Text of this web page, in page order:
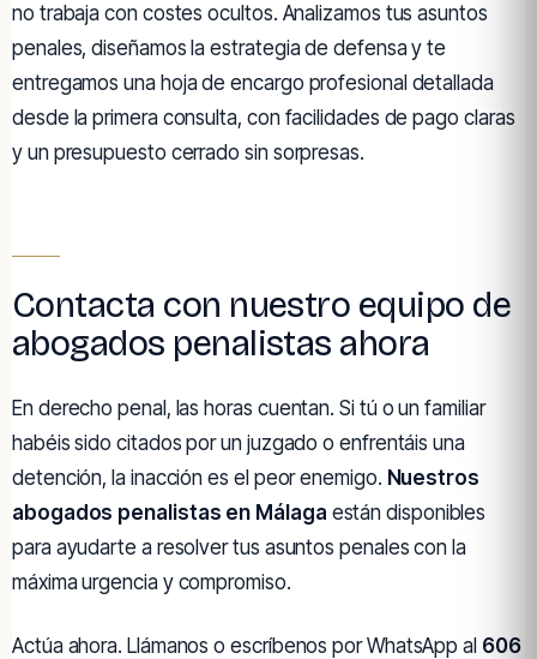
no trabaja con costes ocultos. Analizamos tus asuntos
penales, diseñamos la estrategia de defensa y te
entregamos una hoja de encargo profesional detallada
desde la primera consulta, con facilidades de pago claras
y un presupuesto cerrado sin sorpresas.
Contacta con nuestro equipo de
abogados penalistas ahora
En derecho penal, las horas cuentan. Si tú o un familiar
habéis sido citados por un juzgado o enfrentáis una
detención, la inacción es el peor enemigo. Nuestros
abogados penalistas en Málaga están disponibles
para ayudarte a resolver tus asuntos penales con la
máxima urgencia y compromiso.
Actúa ahora. Llámanos o escríbenos por WhatsApp al 606